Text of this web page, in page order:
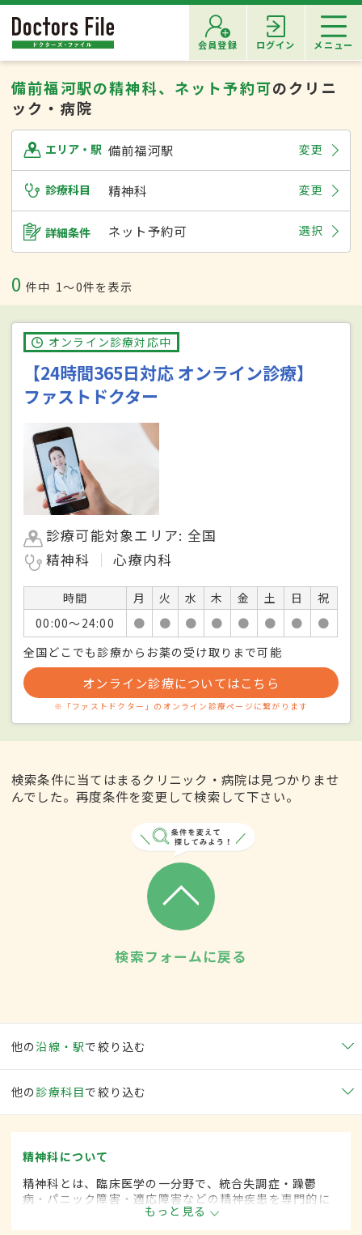
会員登録 ログイン メニュー
備前福河駅の精神科、ネット予約可のクリニ
ック・病院
エリア・駅 備前福河駅 変更
診療科目 精神科 変更
詳細条件 ネット予約可 選択
0 件中 1〜0件を表示
オンライン診療対応中
【24時間365日対応 オンライン診療】
ファストドクター
診療可能対象エリア: 全国
精神科
心療内科
時間 月 火 水 木 金 土 日
祝
00:00〜24:00
● ● ● ● ● ● ●
●
全国どこでも診療からお薬の受け取りまで可能
オンライン診療についてはこちら
※「ファストドクター」のオンライン診療ページに繋がります
検索条件に当てはまるクリニック・病院は見つかりませ
んでした。再度条件を変更して検索して下さい。
検索フォームに戻る
他の沿線・駅で絞り込む
他の 診療科目で絞り込む
精神科について
精神科とは、臨床医学の一分野で、統合失調症・躁鬱
病・パニック障害・適応障害などの精神疾患を専門的に
もっと見る